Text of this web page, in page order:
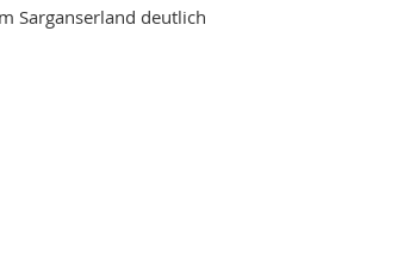
Sarganserland deutlich